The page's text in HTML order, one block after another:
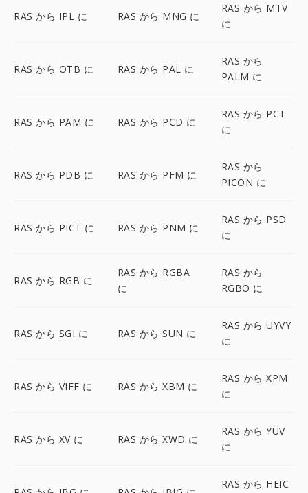
RAS から IPL に RAS から MNG に
RAS から MTV
に
RAS から OTB に RAS から PAL に
RAS から
PALM に
RAS から PAM に RAS から PCD に
RAS から PCT
に
RAS から PDB に RAS から PFM に
RAS から
PICON に
RAS から PICT に RAS から PNM に
RAS から PSD
に
RAS から RGB に
RAS から RGBA
に
RAS から
RGBO に
RAS から SGI に RAS から SUN に
RAS から UYVY
に
RAS から VIFF に RAS から XBM に
RAS から XPM
に
RAS から XV に RAS から XWD に
RAS から YUV
に
RAS から HEIC